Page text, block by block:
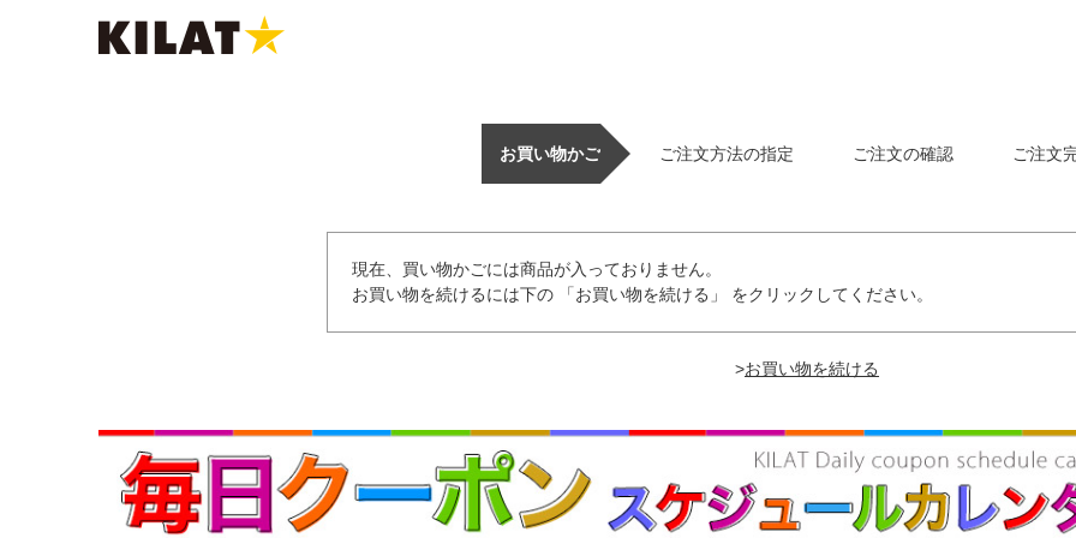
お買い物かご ご注文方法の指定 ご注文の確認 ご注文
現在、買い物かごには商品が入っておりません。
お買い物を続けるには下の 「お買い物を続ける」 をクリックしてください。
>